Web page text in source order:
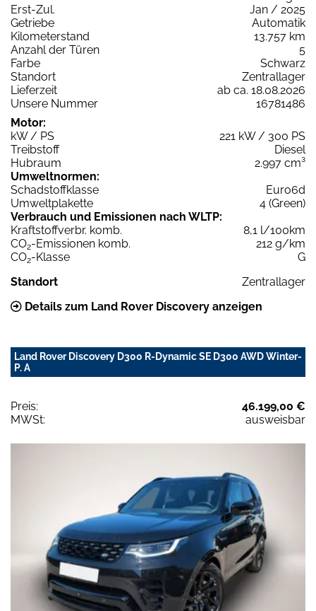
Erst-Zul.
Jan / 2025
Getriebe
Automatik
Kilometerstand
13.757 km
Anzahl der Türen
5
Farbe
Schwarz
Standort
Zentrallager
Lieferzeit
ab ca. 18.08.2026
Unsere Nummer
16781486
Motor:
kW / PS
221 kW / 300 PS
Treibstoff
Diesel
Hubraum
2.997 cm³
Umweltnormen:
Schadstoffklasse
Euro6d
Umweltplakette
4 (Green)
Verbrauch und Emissionen nach WLTP:
Kraftstoffverbr. komb.
8,1 l/100km
CO2-Emissionen komb.
212 g/km
CO2-Klasse
G
Standort
Zentrallager
Details zum Land Rover Discovery anzeigen
Land Rover Discovery D300 R-Dynamic SE D300 AWD Winter-
P. A
Preis:
46.199,00 €
MWSt:
ausweisbar